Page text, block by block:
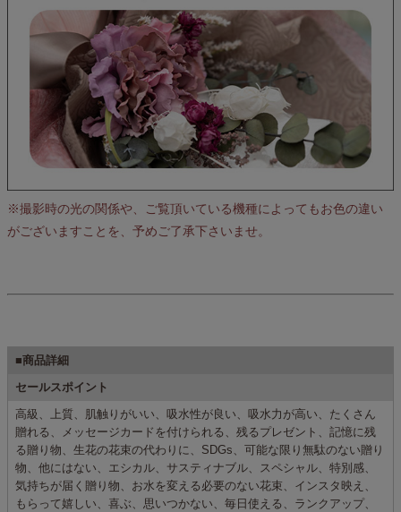
※撮影時の光の関係や、ご覧頂いている機種によってもお色の違い
がございますことを、予めご了承下さいませ。
■商品詳細
セールスポイント
高級、上質、肌触りがいい、吸水性が良い、吸水力が高い、たくさん
贈れる、メッセージカードを付けられる、残るプレゼント、記憶に残
る贈り物、生花の花束の代わりに、SDGs、可能な限り無駄のない贈り
物、他にはない、エシカル、サスティナブル、スペシャル、特別感、
気持ちが届く贈り物、お水を変える必要のない花束、インスタ映え、
もらって嬉しい、喜ぶ、思いつかない、毎日使える、ランクアップ、